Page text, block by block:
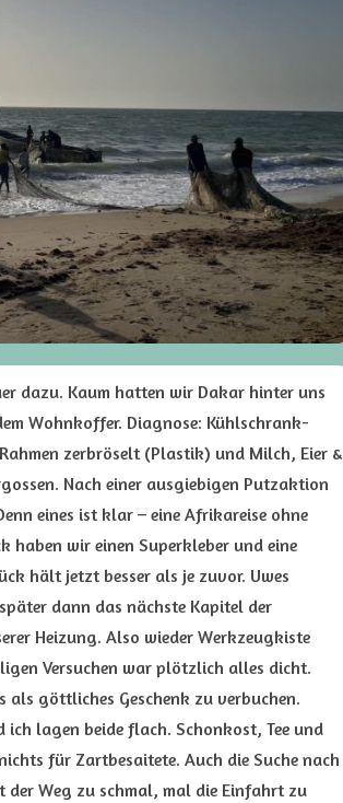
dazu. Kaum hatten wir Dakar hinter uns
Wohnkoffer. Diagnose: Kühlschrank-
zerbröselt (Plastik) und Milch, Eier &
Nach einer ausgiebigen Putzaktion
eines ist klar – eine Afrikareise ohne
haben wir einen Superkleber und eine
hält jetzt besser als je zuvor. Uwes
dann das nächste Kapitel der
Heizung. Also wieder Werkzeugkiste
Versuchen war plötzlich alles dicht.
als göttliches Geschenk zu verbuchen.
lagen beide flach. Schonkost, Tee und
für Zartbesaitete. Auch die Suche nach
Weg zu schmal, mal die Einfahrt zu